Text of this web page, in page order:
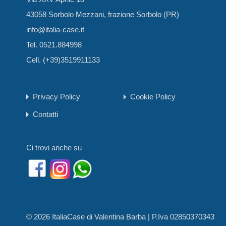
43058 Sorbolo Mezzani, frazione Sorbolo (PR)
info@italia-case.it
Tel. 0521.884998
Cell. (+39)3519911133
Privacy Policy Cookie Policy
Contatti
Ci trovi anche su
© 2026 ItaliaCase di Valentina Barba | P.Iva 02850370343